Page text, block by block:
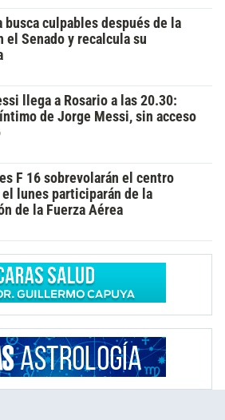
busca culpables después de la
el Senado y recalcula su
llega a Rosario a las 20.30:
de Jorge Messi, sin acceso
F 16 sobrevolarán el centro
lunes participarán de la
de la Fuerza Aérea